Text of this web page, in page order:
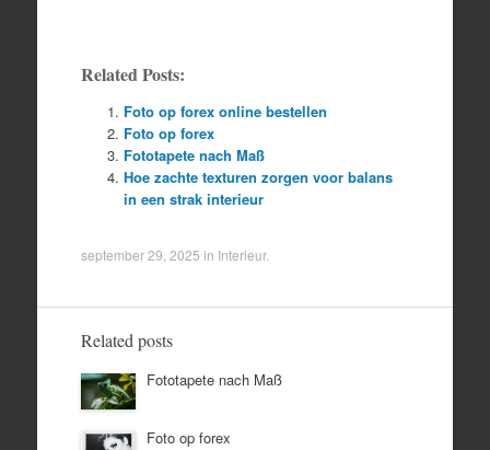
Related Posts:
Foto op forex online bestellen
Foto op forex
Fototapete nach Maß
Hoe zachte texturen zorgen voor balans
in een strak interieur
september 29, 2025 in Interieur.
Related posts
Fototapete nach Maß
Foto op forex